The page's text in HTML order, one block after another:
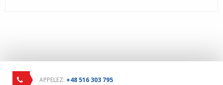
APPELEZ: +48 516 303 795